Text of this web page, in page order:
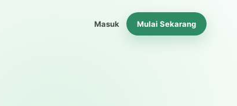
Masuk Mulai Sekarang